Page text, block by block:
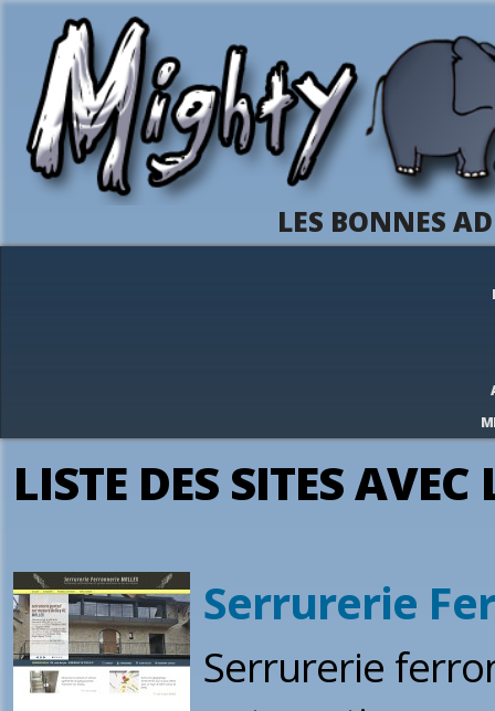
LES BONNES
LISTE DES SITES
Serrurerie
Serrurerie